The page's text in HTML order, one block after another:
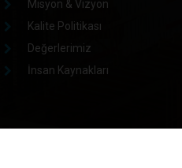
Misyon & Vizyon
Kalite Politikası
Değerlerimiz
İnsan Kaynakları